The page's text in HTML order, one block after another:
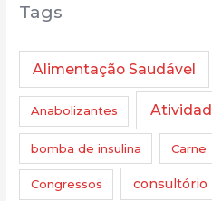
Tags
Alimentação Saudável
Anabolizantes
bomba de insulina Carne
Congressos consultório